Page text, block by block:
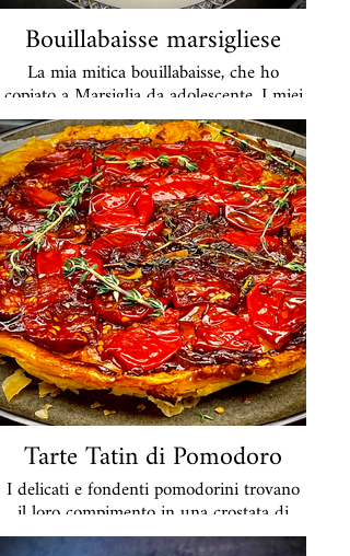
Bouillabaisse marsigliese
La mia mitica bouillabaisse, che ho
copiato a Marsiglia da adolescente. I miei
amici li adorano moltissimo e non vedono
l'ora di riceverli con settimane di anticipo.
Li cucino con il mio brodo di pesce fatto
in casa e il pesce più pregiato. Aggiungerò
le cozze su richiesta. Lo servo con una
rouille forte e pane bianco tostato.
Almeno 4 giorni di preavviso.
49 euro a porzione
Tarte Tatin di Pomodoro
I delicati e fondenti pomodorini trovano
il loro compimento in una crostata di
pasta sfoglia leggermente dolce.